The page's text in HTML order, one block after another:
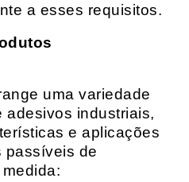
a esses requisitos.
uma variedade
adesivos industriais,
e aplicações
passíveis de